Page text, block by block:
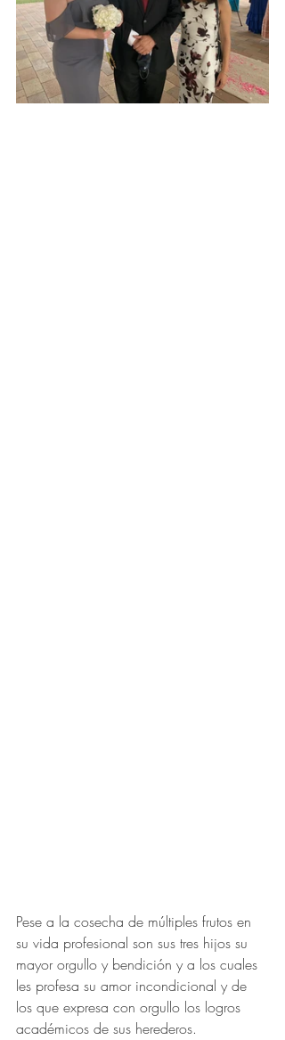
Pese a la cosecha de múltiples frutos en
su vida profesional son sus tres hijos su
mayor orgullo y bendición y a los cuales
les profesa su amor incondicional y de
los que expresa con orgullo los logros
académicos de sus herederos.